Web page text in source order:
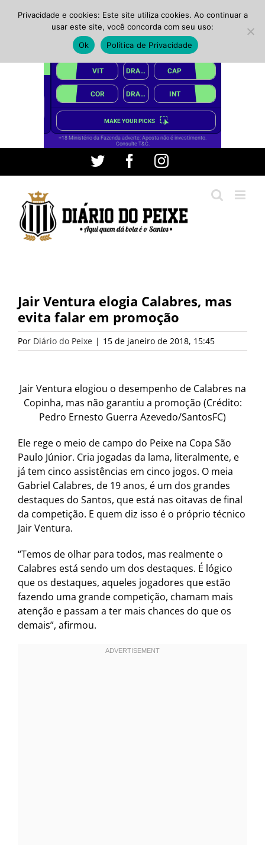
conteúdo
Twitter FacebookInstagram
Jair Ventura elogia Calabres, mas
evita falar em promoção
Por Diário do Peixe | 15 de janeiro de 2018, 15:45
Jair Ventura elogiou o desempenho de Calabres na
Copinha, mas não garantiu a promoção (Crédito:
Pedro Ernesto Guerra Azevedo/SantosFC)
Ele rege o meio de campo do Peixe na Copa São
Paulo Júnior. Cria jogadas da lama, literalmente, e
já tem cinco assistências em cinco jogos. O meia
Gabriel Calabres, de 19 anos, é um dos grandes
destaques do Santos, que está nas oitavas de final
da competição. E quem diz isso é o próprio técnico
Jair Ventura.
“Temos de olhar para todos, mas realmente o
Calabres está sendo um dos destaques. É lógico
que os destaques, aqueles jogadores que estão
fazendo uma grande competição, chamam mais
atenção e passam a ter mais chances do que os
demais”, afirmou.
Privacidade e cookies: Este site utiliza cookies. Ao continuar a
usar este site, você concorda com seu uso:
Ok
Política de Privacidade